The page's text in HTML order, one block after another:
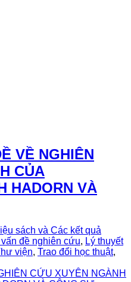
VỀ NGHIÊN
CỦA
HADORN VÀ
sách và Các kết quả
đề nghiên cứu, Lý thuyết
viện, Trao đổi học thuật,